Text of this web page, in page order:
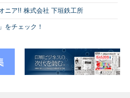
ニア!! 株式会社 下垣鉄工所
をチェック！